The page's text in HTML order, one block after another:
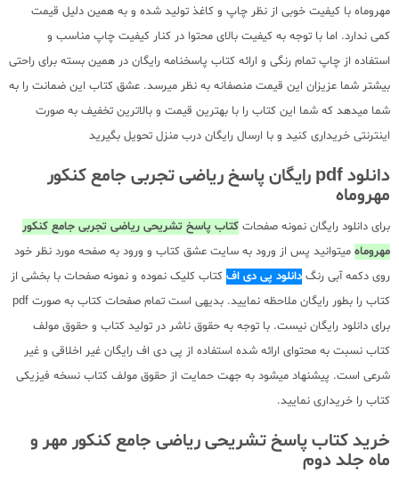
مهروماه با کیفیت خوبی از نظر چاپ و کاغذ تولید شده و به همین دلیل قیمت
کمی ندارد. اما با توجه به کیفیت بالای محتوا در کنار کیفیت چاپ مناسب و
استفاده از چاپ تمام رنگی و ارائه کتاب پاسخنامه رایگان در همین بسته برای راحتی
بیشتر شما عزیزان این قیمت منصفانه به نظر میرسد. عشق کتاب این ضمانت را به
شما میدهد که شما این کتاب را با بهترین قیمت و بالاترین تخفیف به صورت
اینترنتی خریداری کنید و با ارسال رایگان درب منزل تحویل بگیرید
دانلود pdf رایگان پاسخ ریاضی تجربی جامع کنکور
مهروماه
برای دانلود رایگان نمونه صفحات کتاب پاسخ تشریحی ریاضی تجربی جامع کنکور
مهروماه میتوانید پس از ورود به سایت عشق کتاب و ورود به صفحه مورد نظر خود
روی دکمه آبی رنگ دانلود پی دی اف کتاب کلیک نموده و نمونه صفحات با بخشی از
کتاب را بطور رایگان ملاحظه نمایید. بدیهی است تمام صفحات کتاب به صورت pdf
برای دانلود رایگان نیست. با توجه به حقوق ناشر در تولید کتاب و حقوق مولف
کتاب نسبت به محتوای ارائه شده استفاده از پی دی اف رایگان غیر اخلاقی و غیر
شرعی است. پیشنهاد میشود به جهت حمایت از حقوق مولف کتاب نسخه فیزیکی
کتاب را خریداری نمایید.
خرید کتاب پاسخ تشریحی ریاضی جامع کنکور مهر و
ماه جلد دوم